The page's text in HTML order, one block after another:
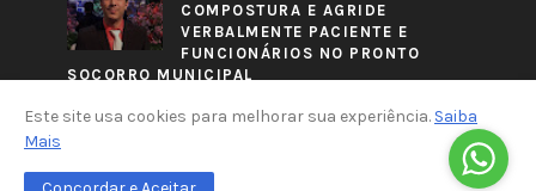
COMPOSTURA E AGRIDE
VERBALMENTE PACIENTE E
FUNCIONÁRIOS NO PRONTO
SOCORRO MUNICIPAL
Este site usa cookies para melhorar sua experiência. Saiba
Mais